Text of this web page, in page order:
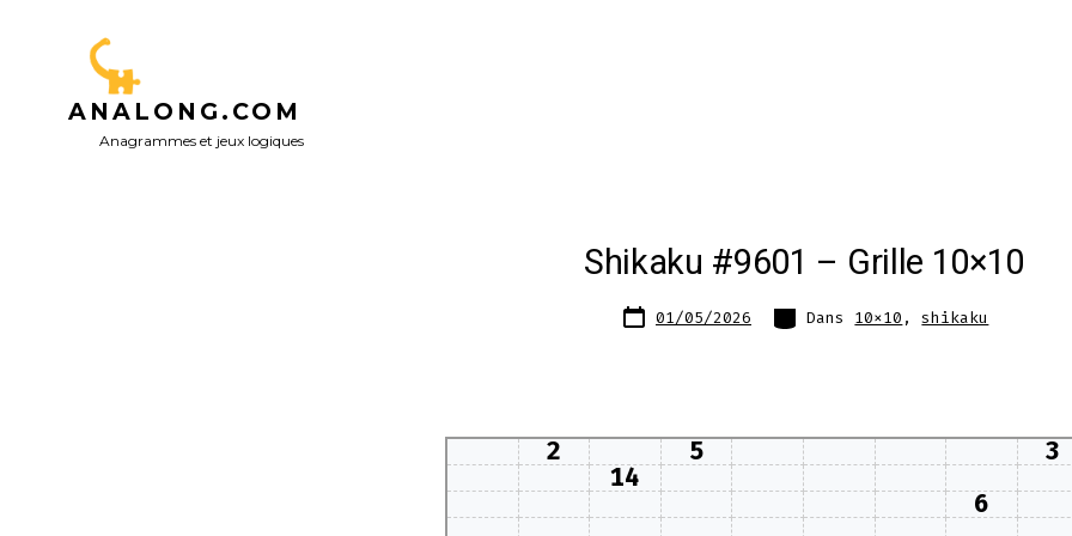
ANALONG.COM
Anagrammes et jeux logiques
Shikaku #9601 – Grille 10×10
Date
de 01/05/2026 Catégories
Dans 10x10 ,shikaku
2 5 3
14
6